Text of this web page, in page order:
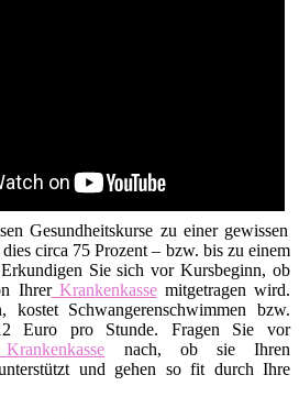
Gesundheitskurse zu einer gewissen
circa 75 Prozent – bzw. bis zu einem
Sie sich vor Kursbeginn, ob
IhrerKrankenkassemitgetragen wird.
Schwangerenschwimmen bzw.
Euro pro Stunde. Fragen Sie vor
nach, ob sie Ihren
und gehen so fit durch Ihre